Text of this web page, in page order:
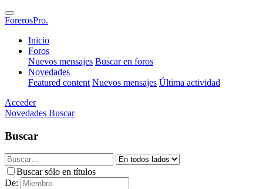
ForerosPro.
Inicio
Foros
Nuevos mensajes Buscar en foros
Novedades
Featured content Nuevos mensajes Última actividad
Acceder
Novedades Buscar
Buscar
Buscar sólo en títulos
De: